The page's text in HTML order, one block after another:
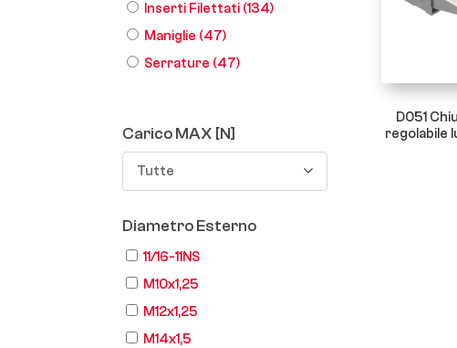
Inserti Filettati (134)
Maniglie (47)
Serrature (47)
Carico MAX [N]
Tutte
Diametro Esterno
11/16-11NS
M10x1,25
M12x1,25
M14x1,5
D051
regolabile